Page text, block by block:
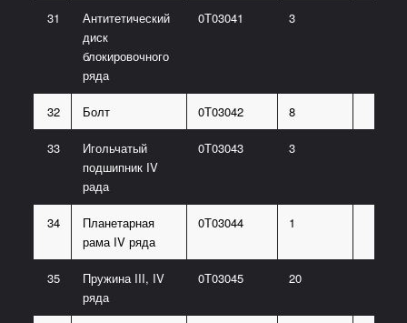
31
Антитетический
диск
блокировочного
ряда
0Т03041 3
32 Болт 0Т03042 8
33
Игольчатый
подшипник IV
рада
0Т03043 3
34
Планетарная
рама IV ряда
0Т03044 1
35
Пружина III, IV
ряда
0Т03045 20